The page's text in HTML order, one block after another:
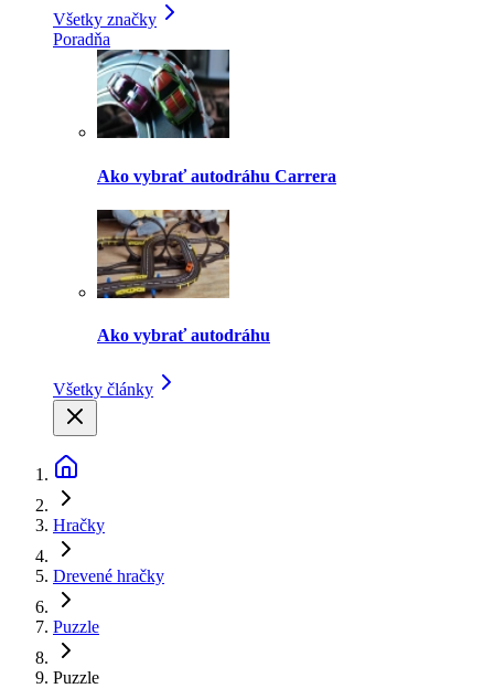
Všetky značky
Poradňa
Ako vybrať autodráhu Carrera
Ako vybrať autodráhu
Všetky články
Hračky
Drevené hračky
Puzzle
Puzzle